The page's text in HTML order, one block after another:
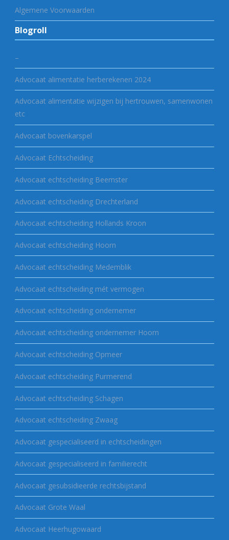
Algemene Voorwaarden
Blogroll
–
Advocaat alimentatie herberekenen 2024
Advocaat alimentatie wijzigen bij hertrouwen, samenwonen
etc
Advocaat bovenkarspel
Advocaat Echtscheiding
Advocaat echtscheiding Beemster
Advocaat echtscheiding Drechterland
Advocaat echtscheiding Hollands Kroon
Advocaat echtscheiding Hoorn
Advocaat echtscheiding Medemblik
Advocaat echtscheiding mét vermogen
Advocaat echtscheiding ondernemer
Advocaat echtscheiding ondernemer Hoorn
Advocaat echtscheiding Opmeer
Advocaat echtscheiding Purmerend
Advocaat echtscheiding Schagen
Advocaat echtscheiding Zwaag
Advocaat gespecialiseerd in echtscheidingen
Advocaat gespecialiseerd in familierecht
Advocaat gesubsidieerde rechtsbijstand
Advocaat Grote Waal
Advocaat Heerhugowaard